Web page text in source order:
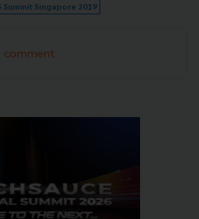
Summit Singapore 2019
comment